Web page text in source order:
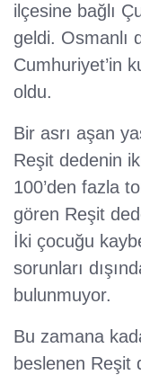
ilçesine bağlı
geldi. Osmanlı
Cumhuriyet’in
oldu.
Bir asrı aşan
Reşit dedenin
100’den fazla
gören Reşit
İki çocuğu
sorunları
bulunmuyor.
Bu zamana
beslenen Reşit